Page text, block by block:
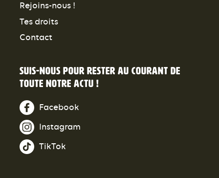
Rejoins-nous !
Tes droits
Contact
Suis-nous pour rester au courant de
toute notre actu !
Facebook
Instagram
TikTok